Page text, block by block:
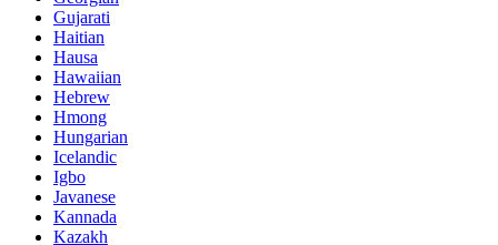
Gujarati
Haitian
Hausa
Hawaiian
Hebrew
Hmong
Hungarian
Icelandic
Igbo
Javanese
Kannada
Kazakh